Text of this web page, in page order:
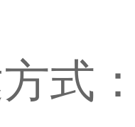
式